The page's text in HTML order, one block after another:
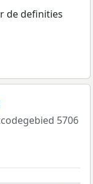
de definities
5706